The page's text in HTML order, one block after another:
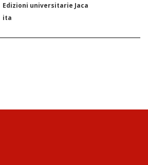
Edizioni universitarie Jaca
ita